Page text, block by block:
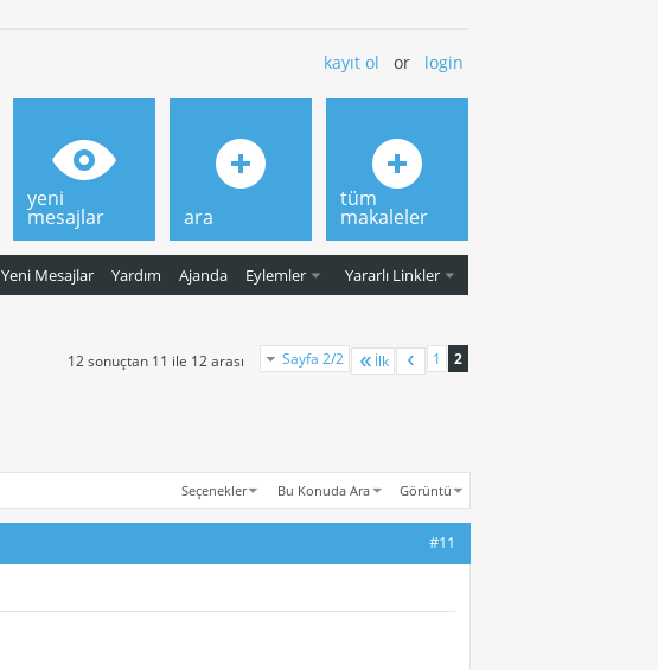
kayıt ol or login
Yeni Mesajlar Yardım Ajanda Eylemler Yararlı Linkler
yeni
mesajlar ara
tüm
makaleler
Sayfa 2/2 İlk 1 2
12 sonuçtan 11 ile 12 arası
Seçenekler Bu Konuda Ara Görüntü
#11